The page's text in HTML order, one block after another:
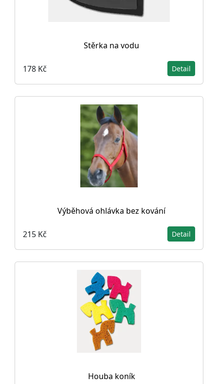
Stěrka na vodu
178 Kč Detail
Výběhová ohlávka bez kování
215 Kč Detail
Houba koník